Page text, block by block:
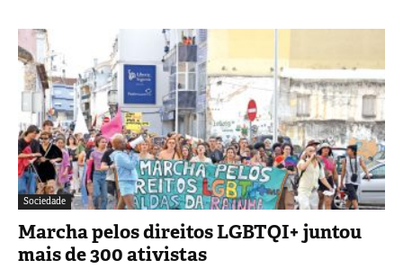
Sociedade
Marcha pelos direitos LGBTQI+ juntou
mais de 300 ativistas